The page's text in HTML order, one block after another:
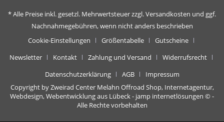
* Alle Preise inkl. gesetzl. Mehrwertsteuer zzgl.Versandkosten und ggf.
Nachnahmegebühren, wenn nicht anders beschrieben
Cookie-Einstellungen
Größentabelle
Gutscheine
Newsletter
Kontakt Zahlung und Versand
Widerrufsrecht
Datenschutzerklärung
AGB
Impressum
Copyright by Zweirad Center Melahn Offroad Shop, Internetagentur,
Webdesign, Webentwicklung aus Lübeck - jamp internetlösungen © -
Alle Rechte vorbehalten